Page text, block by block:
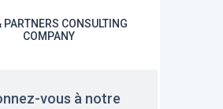
PARTNERS CONSULTING
COMPANY
vous à notre